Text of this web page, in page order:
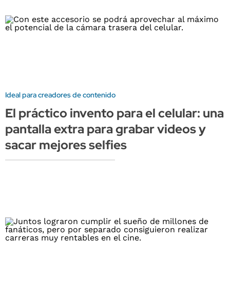
Ideal para creadores de contenido
El práctico invento para el celular: una
pantalla extra para grabar videos y
sacar mejores selfies